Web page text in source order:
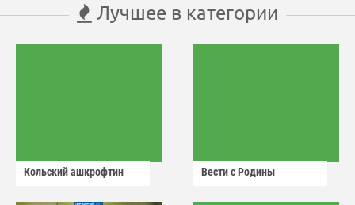
Лучшее в категории
Кольский ашкрофтин Вести с Родины